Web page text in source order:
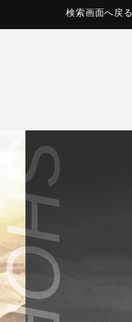
検索画面へ戻る